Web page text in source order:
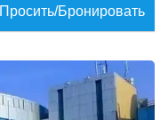
Просить/Бронировать